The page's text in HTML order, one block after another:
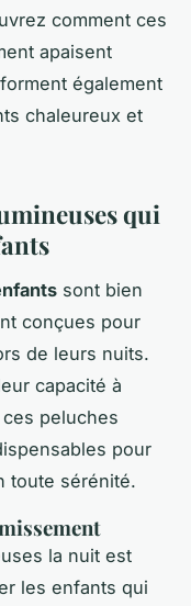
comment ces
apaisent
également
chaleureux et
qui
sont bien
conçues pour
de leurs nuits.
capacité à
peluches
pour
toute sérénité.
la nuit est
les enfants qui